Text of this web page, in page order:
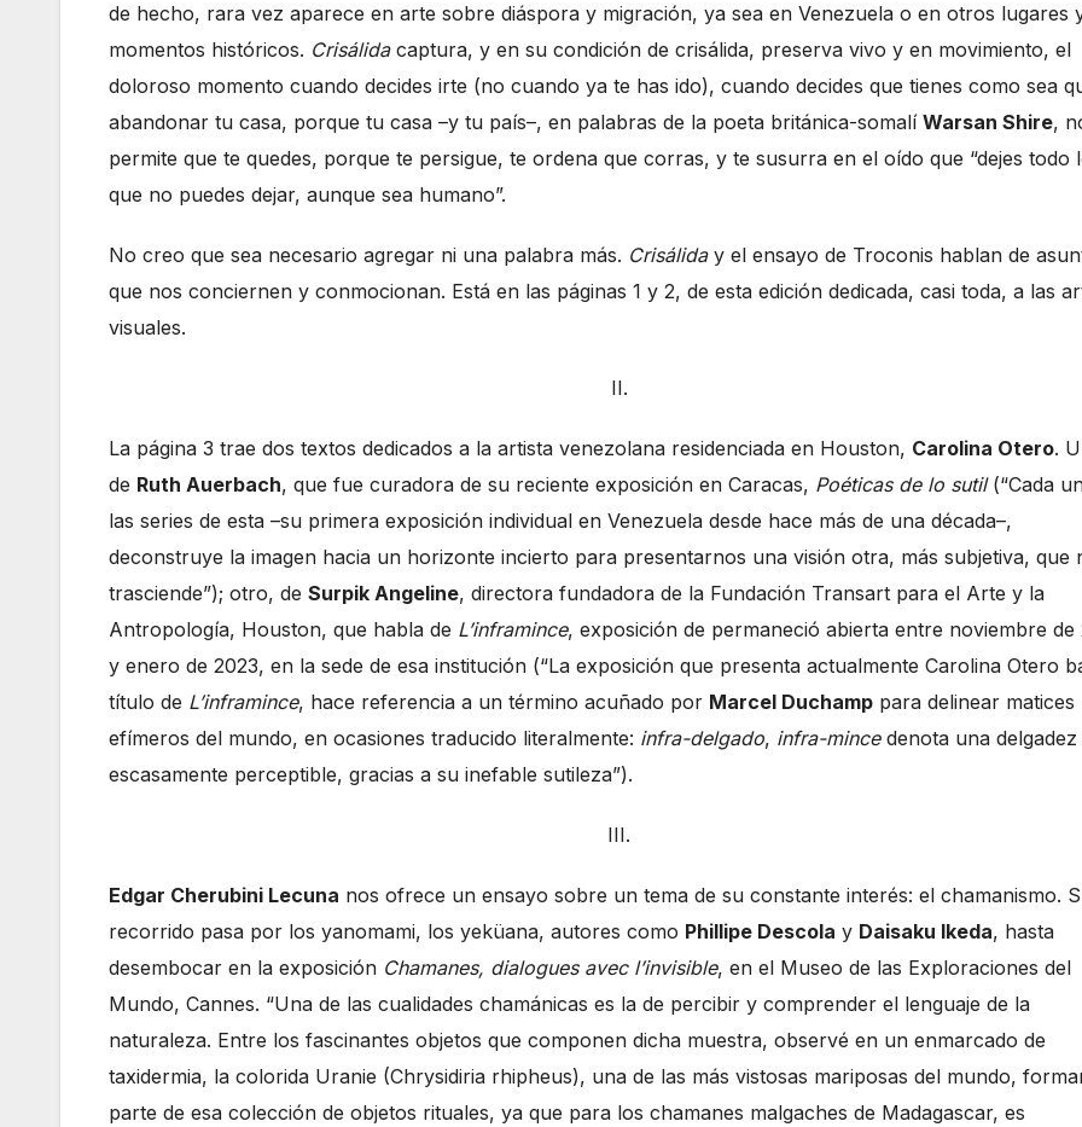
de hecho, rara vez aparece en arte sobre diáspora y migración, ya sea en Venezuela o en otros lugares
momentos históricos. Crisálida captura, y en su condición de crisálida, preserva vivo y en movimiento, el
doloroso momento cuando decides irte (no cuando ya te has ido), cuando decides que tienes como sea
abandonar tu casa, porque tu casa –y tu país–, en palabras de la poeta británica-somalí Warsan Shire,
permite que te quedes, porque te persigue, te ordena que corras, y te susurra en el oído que “dejes todo
que no puedes dejar, aunque sea humano”.
No creo que sea necesario agregar ni una palabra más. Crisáliday el ensayo de Troconis hablan de
que nos conciernen y conmocionan. Está en las páginas 1 y 2, de esta edición dedicada, casi toda, a las
visuales.
II.
La página 3 trae dos textos dedicados a la artista venezolana residenciada en Houston, Carolina Otero.
de Ruth Auerbach, que fue curadora de su reciente exposición en Caracas, Poéticas de lo sutil(“Cada
las series de esta –su primera exposición individual en Venezuela desde hace más de una década–,
deconstruye la imagen hacia un horizonte incierto para presentarnos una visión otra, más subjetiva, que
trasciende”); otro, de Surpik Angeline, directora fundadora de la Fundación Transart para el Arte y la
Antropología, Houston, que habla de L’inframince, exposición de permaneció abierta entre noviembre de
y enero de 2023, en la sede de esa institución (“La exposición que presenta actualmente Carolina Otero
título de L’inframince, hace referencia a un término acuñado por Marcel Duchamp para delinear matices
efímeros del mundo, en ocasiones traducido literalmente: infra-delgado, infra-mincedenota una delgadez
escasamente perceptible, gracias a su inefable sutileza”).
III.
Edgar Cherubini Lecuna nos ofrece un ensayo sobre un tema de su constante interés: el chamanismo.
recorrido pasa por los yanomami, los yeküana, autores como Phillipe Descola y Daisaku Ikeda, hasta
desembocar en la exposición Chamanes, dialogues avec l’invisible, en el Museo de las Exploraciones del
Mundo, Cannes. “Una de las cualidades chamánicas es la de percibir y comprender el lenguaje de la
naturaleza. Entre los fascinantes objetos que componen dicha muestra, observé en un enmarcado de
taxidermia, la colorida Uranie (Chrysidiria rhipheus), una de las más vistosas mariposas del mundo,
parte de esa colección de objetos rituales, ya que para los chamanes malgaches de Madagascar, es